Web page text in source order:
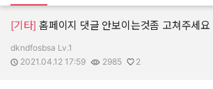
[기타] 홈페이지 댓글 안보이는것좀 고쳐주세요
작성자:
dkndfosbsa Lv.1
작성일:
2021.04.12 17:59
조회수:
2985
추천수:
2